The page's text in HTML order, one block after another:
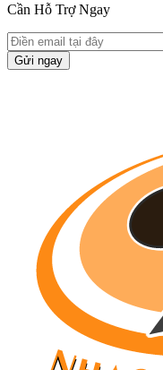
Cần Hỗ Trợ Ngay